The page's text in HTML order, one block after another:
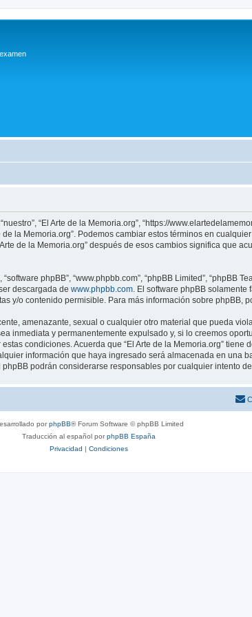
“El Arte de la Memoria.org”, “https://
la Memoria.org”. Podemos cambiar estos términos en
de la Memoria.org” después de esos cambios significa que
phpBB”, “www.phpbb.com”, “phpBB Limited”, “phpBB
descargada de www.phpbb.com. El software phpBB solamente
y/o contenido permisible. Para más información sobre phpBB,
amenazante, sexual o cualquier otro material que pueda
inmediata y permanentemente expulsado y, si lo creemos
condiciones. Acuerda que “El Arte de la Memoria.org” tiene
información que haya ingresado será almacenada en una
podrán considerarse responsables por cualquier intento
porphpBB® Forum Software © phpBB Limited
Traducción al español porphpBB España
Privacidad | Condiciones